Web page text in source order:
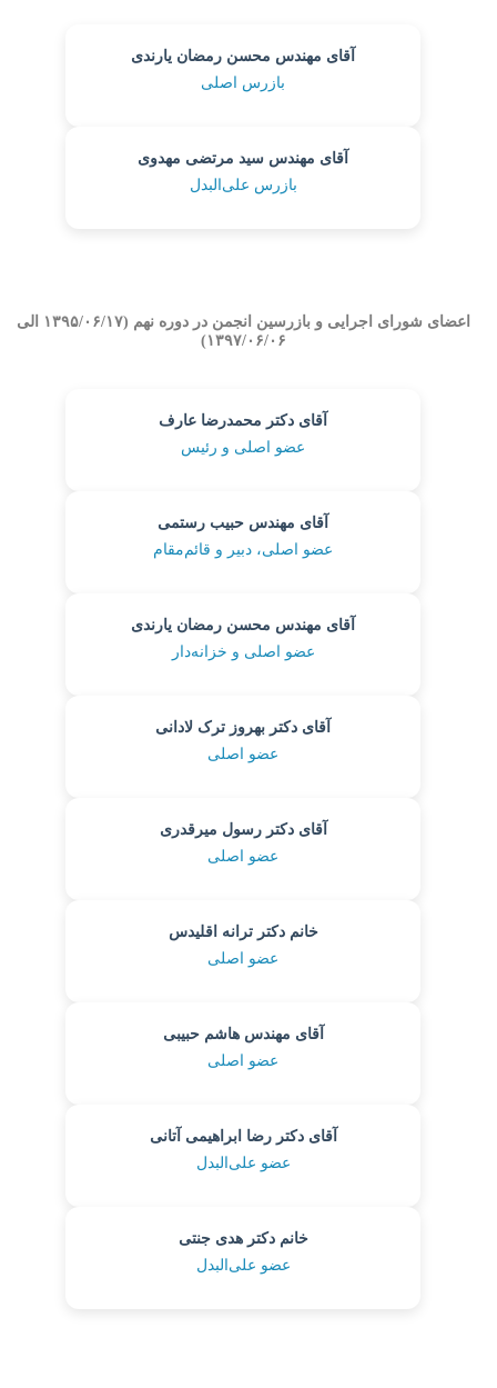
آقای مهندس محسن رمضان یارندی
بازرس اصلی
آقای مهندس سید مرتضی مهدوی
بازرس علی‌البدل
اعضای شورای اجرایی و بازرسین انجمن در دوره نهم (۱۳۹۵/۰۶/۱۷ الی
۱۳۹۷/۰۶/۰۶)
آقای دکتر محمدرضا عارف
عضو اصلی و رئیس
آقای مهندس حبیب رستمی
عضو اصلی، دبیر و قائم‌مقام
آقای مهندس محسن رمضان یارندی
عضو اصلی و خزانه‌دار
آقای دکتر بهروز ترک لادانی
عضو اصلی
آقای دکتر رسول میرقدری
عضو اصلی
خانم دکتر ترانه اقلیدس
عضو اصلی
آقای مهندس هاشم حبیبی
عضو اصلی
آقای دکتر رضا ابراهیمی آتانی
عضو علی‌البدل
خانم دکتر هدی جنتی
عضو علی‌البدل